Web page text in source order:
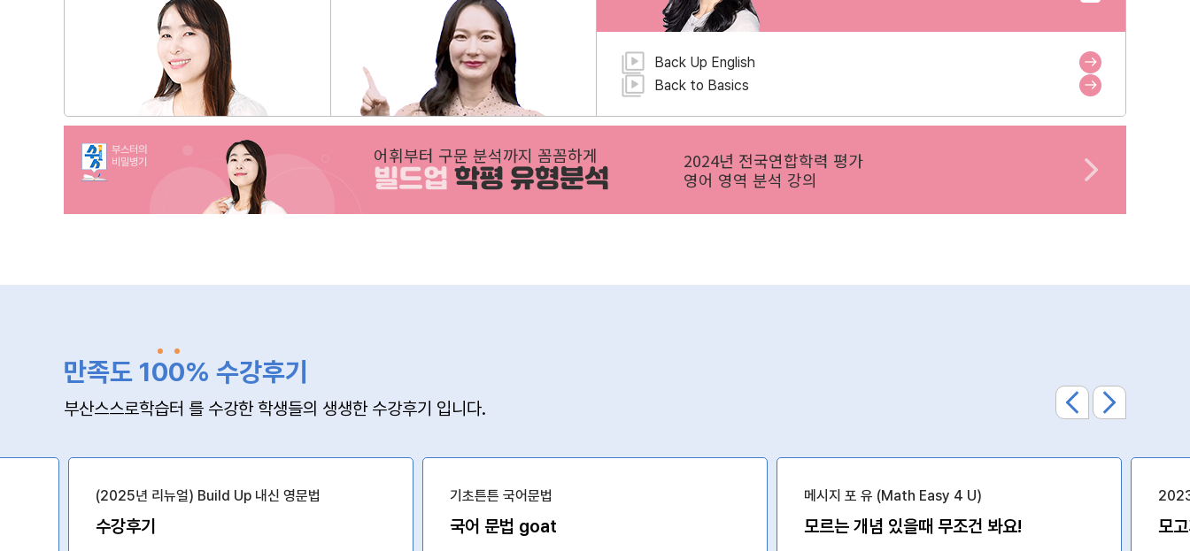
Back Up English
Back to Basics
부스터의
비밀병기
어휘부터 구문 분석까지 꼼꼼하게
빌드업학평 유형분석
2024년 전국연합학력 평가
영어 영역 분석 강의
만족도 100% 수강후기
부산스스로학습터 를 수강한 학생들의 생생한 수강후기 입니다.
(2025년 리뉴얼) Build Up 내신 영문법
수강후기
기초튼튼 국어문법
국어 문법 goat
메시지 포 유 (Math Easy 4 U)
모르는 개념 있을때 무조건 봐요!